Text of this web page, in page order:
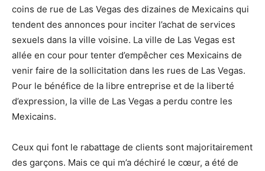
coins de rue de Las Vegas des dizaines de Mexicains qui
tendent des annonces pour inciter l’achat de services
sexuels dans la ville voisine. La ville de Las Vegas est
allée en cour pour tenter d’empêcher ces Mexicains de
venir faire de la sollicitation dans les rues de Las Vegas.
Pour le bénéfice de la libre entreprise et de la liberté
d’expression, la ville de Las Vegas a perdu contre les
Mexicains.
Ceux qui font le rabattage de clients sont majoritairement
des garçons. Mais ce qui m’a déchiré le cœur, a été de